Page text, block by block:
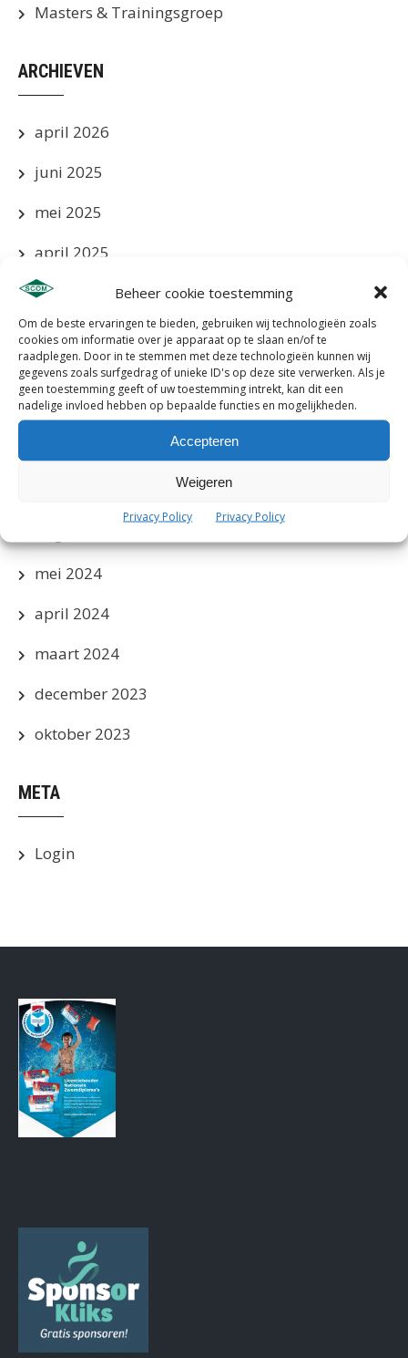
Beheer cookie toestemming
Om de beste ervaringen te bieden, gebruiken wij technologieën zoals
cookies om informatie over je apparaat op te slaan en/of te
raadplegen. Door in te stemmen met deze technologieën kunnen wij
gegevens zoals surfgedrag of unieke ID's op deze site verwerken. Als je
geen toestemming geeft of uw toestemming intrekt, kan dit een
nadelige invloed hebben op bepaalde functies en mogelijkheden.
Accepteren
Weigeren
Privacy Policy Privacy Policy
Masters & Trainingsgroep
ARCHIEVEN
april 2026
juni 2025
mei 2025
april 2025
maart 2025
januari 2025
december 2024
november 2024
mei 2024
april 2024
maart 2024
december 2023
oktober 2023
META
Login